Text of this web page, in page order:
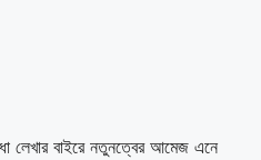
লেখার বাইরে নতুনত্বের আমেজ এনে